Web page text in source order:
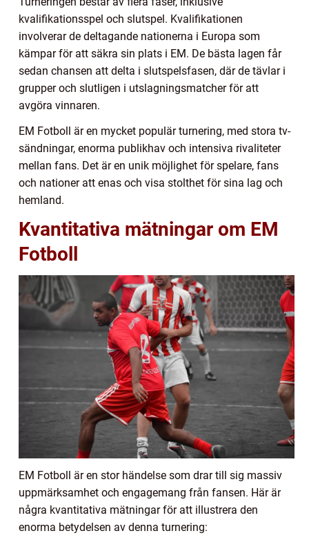
kvalifikationsspel och slutspel. Kvalifikationen
involverar de deltagande nationerna i Europa som
kämpar för att säkra sin plats i EM. De bästa lagen får
sedan chansen att delta i slutspelsfasen, där de tävlar i
grupper och slutligen i utslagningsmatcher för att
avgöra vinnaren.
EM Fotboll är en mycket populär turnering, med stora tv-
sändningar, enorma publikhav och intensiva rivaliteter
mellan fans. Det är en unik möjlighet för spelare, fans
och nationer att enas och visa stolthet för sina lag och
hemland.
Kvantitativa mätningar om EM
Fotboll
EM Fotboll är en stor händelse som drar till sig massiv
uppmärksamhet och engagemang från fansen. Här är
några kvantitativa mätningar för att illustrera den
enorma betydelsen av denna turnering: